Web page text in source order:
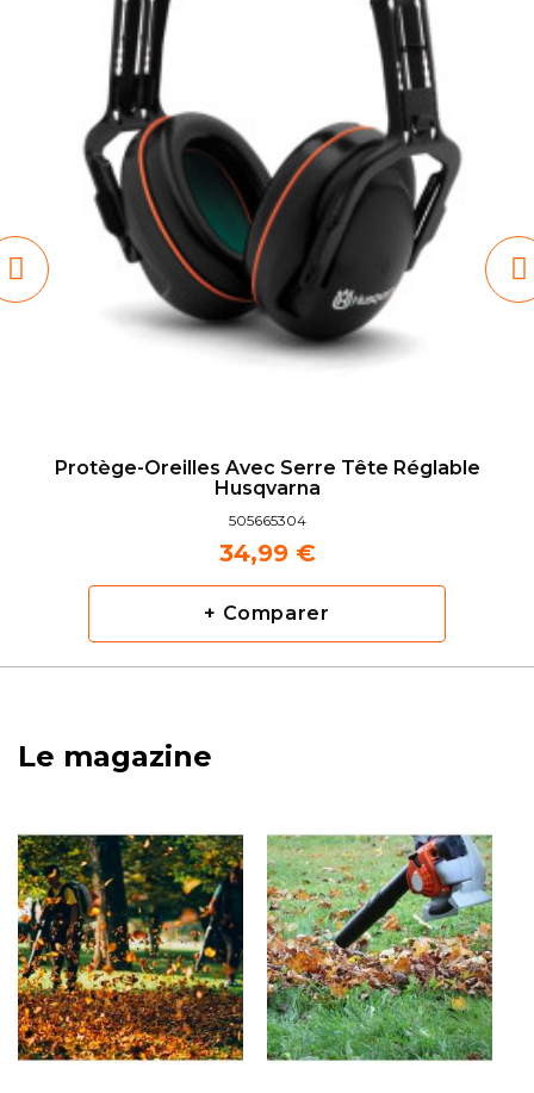
Protège-Oreilles Avec Serre Tête Réglable
Husqvarna
505665304
34,99 €
+ Comparer
Le magazine